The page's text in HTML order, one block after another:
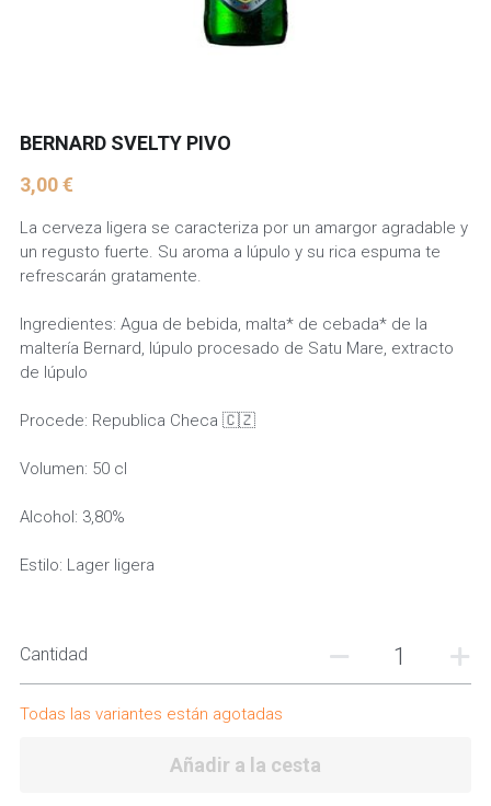
BERNARD SVELTY PIVO
3,00 €
La cerveza ligera se caracteriza por un amargor agradable y
un regusto fuerte. Su aroma a lúpulo y su rica espuma te
refrescarán gratamente.
Ingredientes: Agua de bebida, malta* de cebada* de la
maltería Bernard, lúpulo procesado de Satu Mare, extracto
de lúpulo
Procede: Republica Checa 🇨🇿
Volumen: 50 cl
Alcohol: 3,80%
Estilo: Lager ligera
Cantidad
Todas las variantes están agotadas
Añadir a la cesta